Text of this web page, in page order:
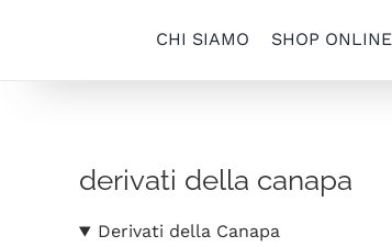
CHI SIAMO SHOP ONLINE
derivati della canapa
Derivati della Canapa